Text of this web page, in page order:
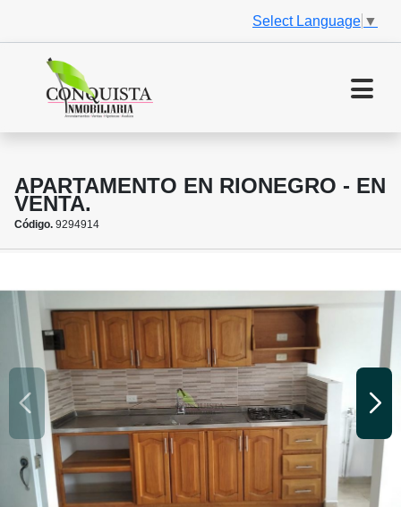
Select Language ▼
APARTAMENTO EN RIONEGRO - EN
VENTA.
Código. 9294914